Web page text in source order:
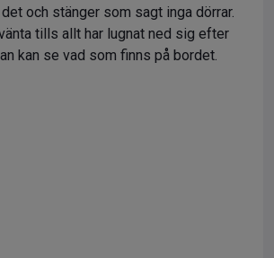
och stänger som sagt inga dörrar.
tills allt har lugnat ned sig efter
kan se vad som finns på bordet.